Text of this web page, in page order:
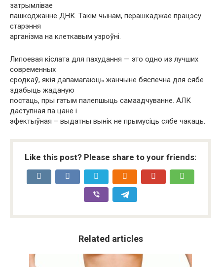
затрымлівае
пашкоджанне ДНК. Такім чынам, перашкаджае працэсу
старэння
арганізма на клеткавым узроўні.
Липоевая кіслата для пахудання — это одно из лучших
современных
сродкаў, якія дапамагаюць жанчыне бяспечна для сябе
здабыць жаданую
постаць, пры гэтым палепшыць самаадчуванне. АЛК
даступная па цане і
эфектыўная – выдатны вынік не прымусіць сябе чакаць.
Like this post? Please share to your friends:
Related articles